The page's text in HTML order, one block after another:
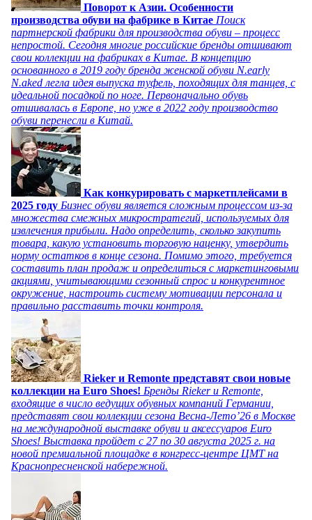
Поворот к Азии. Особенности
производства обуви на фабрике в Китае Поиск
партнерской фабрики для производства обуви – процесс
непростой. Сегодня многие российские бренды отшивают
свои коллекции на фабриках в Китае. В концепцию
основанного в 2019 году бренда женской обуви N.early
N.aked легла идея выпуска туфель, походящих для танцев, с
идеальной посадкой по ноге. Первоначально обувь
отшивалась в Европе, но уже в 2022 году производство
обуви перенесли в Китай.
Как конкурировать с маркетплейсами в
2025 году Бизнес обуви является сложным процессом из-за
множества смежных микростратегий, используемых для
извлечения прибыли. Надо определить, сколько закупить
товара, какую установить торговую наценку, утвердить
норму остатков в конце сезона. Помимо этого, требуется
составить план продаж и определиться с маркетинговыми
акциями, учитывающими сезонный спрос и конкурентное
окружение, настроить систему мотивации персонала и
правильно расставить точки контроля.
Rieker и Remonte представят свои новые
коллекции на Euro Shoes! Бренды Rieker и Remonte,
входящие в число ведущих обувных компаний Германии,
представят свои коллекции сезона Весна-Лето’26 в Москве
на международной выставке обуви и аксессуаров Euro
Shoes! Выставка пройдет c 27 по 30 августа 2025 г. на
новой премиальной площадке в конгресс-центре ЦМТ на
Краснопресненской набережной.